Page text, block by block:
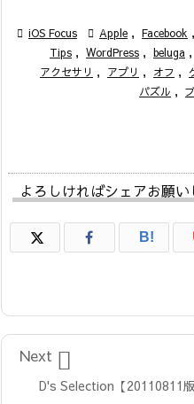
 iOS Focus  Apple , Facebook ,
Tips , WordPress , beluga ,
アクセサリ , アプリ , オフ ,
パズル ,
よろしければシェアお願い
B!
D's Selection【20110811

Next